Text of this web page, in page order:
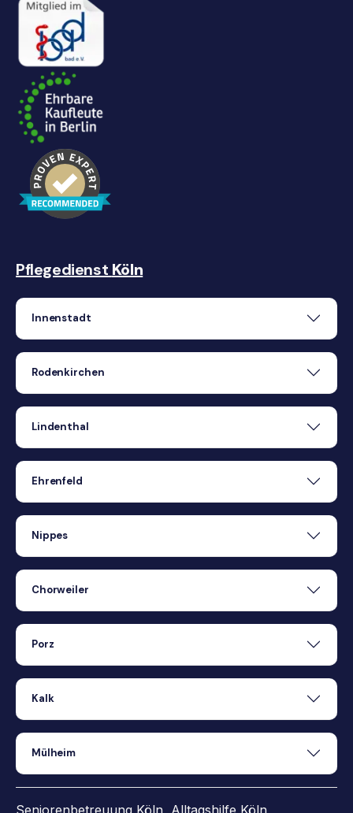
Pflegedienst Köln
Innenstadt
Rodenkirchen
Lindenthal
Ehrenfeld
Nippes
Chorweiler
Porz
Kalk
Mülheim
Seniorenbetreuung Köln, Alltagshilfe Köln